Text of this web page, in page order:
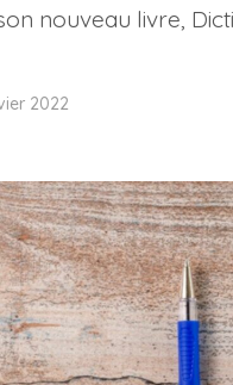
nouveau livre,
2022